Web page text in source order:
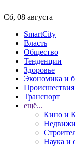
Сб, 08 августа
SmartCity
Власть
Общество
Тенденции
Здоровье
Экономика и
Происшествия
Транспорт
ещё...
Кино и
Наука и